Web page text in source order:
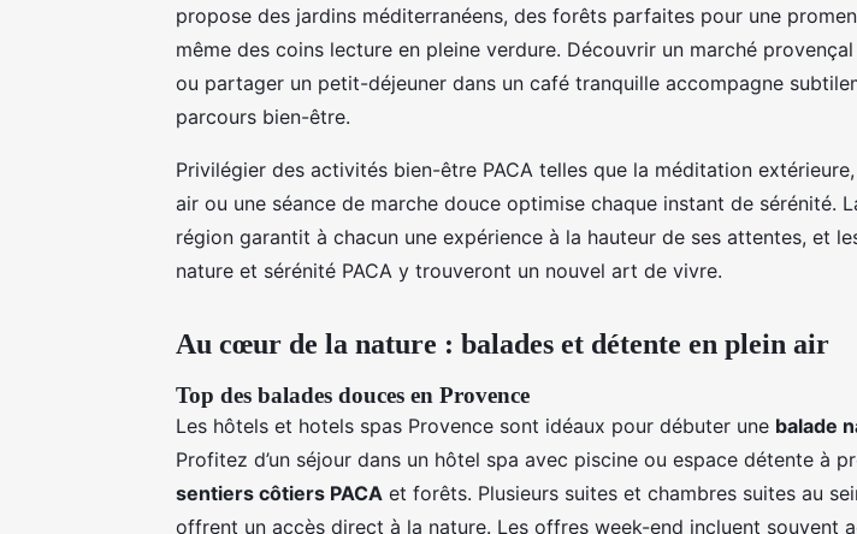
propose des jardins méditerranéens, des forêts parfaites pour une
même des coins lecture en pleine verdure. Découvrir un marché
ou partager un petit-déjeuner dans un café tranquille accompagne
parcours bien-être.
Privilégier des activités bien-être PACA telles que la méditation
air ou une séance de marche douce optimise chaque instant de sérénité.
région garantit à chacun une expérience à la hauteur de ses attentes, et
nature et sérénité PACA y trouveront un nouvel art de vivre.
Au cœur de la nature : balades et détente en plein air
Top des balades douces en Provence
Les hôtels et hotels spas Provence sont idéaux pour débuter une balade
Profitez d’un séjour dans un hôtel spa avec piscine ou espace détente à
sentiers côtiers PACA et forêts. Plusieurs suites et chambres suites au
offrent un accès direct à la nature. Les offres week-end incluent souvent